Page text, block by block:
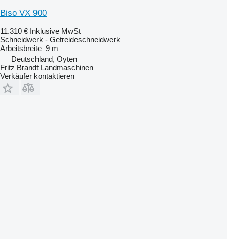
Biso VX 900
11.310 € Inklusive MwSt
Schneidwerk - Getreideschneidwerk
Arbeitsbreite 9 m
Deutschland, Oyten
Fritz Brandt Landmaschinen
Verkäufer kontaktieren